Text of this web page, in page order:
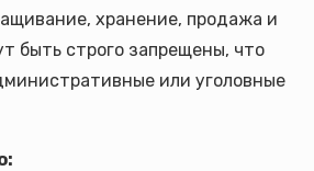
хранение, продажа и
быть строго запрещены, что
или уголовные